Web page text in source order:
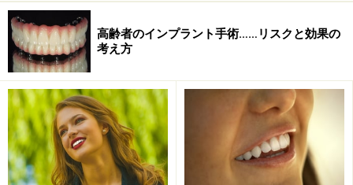
い場合は乳歯の生え変わりを阻害し、いつまで経っても
乳歯が抜けない状況を引き起こすこともあります。
結果、年齢を重ねても乳歯が残っている状況となり周り
の歯とのバランスが悪くなったり、メインテナンスの上
手にできない子供の頃から残っている歯であるため虫歯
の罹患率も高くなり、最終的に抜歯を選択することも多
いでしょう。
高齢者のインプラント手術……リスクと効果の
考え方